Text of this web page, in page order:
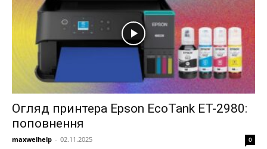
Огляд принтера Epson EcoTank ET-2980:
поповнення
maxwelhelp - 02.11.2025 0